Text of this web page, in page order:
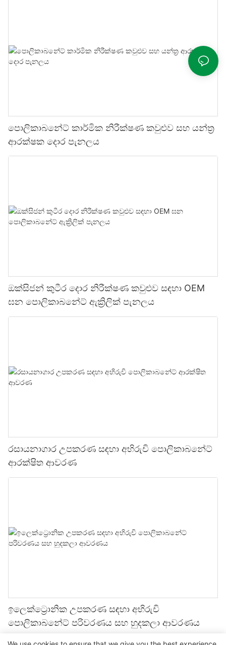
පොලිකාබනේට් කාර්මික නිරීක්ෂණ කවුළුව සහ යන්ත්‍ර
ආරක්ෂක දොර පැනලය
ඔක්සිජන් කුටීර දොර නිරීක්ෂණ කවුළුව සඳහා OEM
ඝන පොලිකාබනේට් ඇක්‍රිලික් පැනලය
රසායනාගාර උපකරණ සඳහා අභිරුචි පොලිකාබනේට්
ආරක්ෂිත ආවරණ
ඉලෙක්ට්‍රොනික උපකරණ සඳහා අභිරුචි
පොලිකාබනේට් පරිවරණය සහ හුදකලා ආවරණය